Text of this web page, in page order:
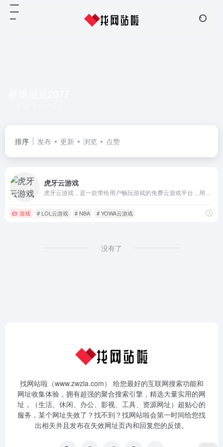
排序 发布 更新 浏览 点赞
虎牙云游戏
游戏 # LOL云游戏 # NBA # YOWA云游戏
没有了
找网站啦（www.zwzla.com） 给您最好的互联网搜索功能和
网址收集体验，拥有超强的聚合搜索引擎，精选大量实用的网
址，（生活、休闲、办公、影视、工具、资源网址）超贴心的
服务，某个网址失效了？找不到？找网站啦会第一时间给您找
出相关并且发布在失效网址页内和回复您的反馈。